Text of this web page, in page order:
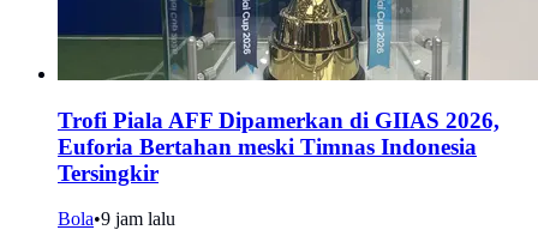
Trofi Piala AFF Dipamerkan di GIIAS 2026,
Euforia Bertahan meski Timnas Indonesia
Tersingkir
Bola•9 jam lalu